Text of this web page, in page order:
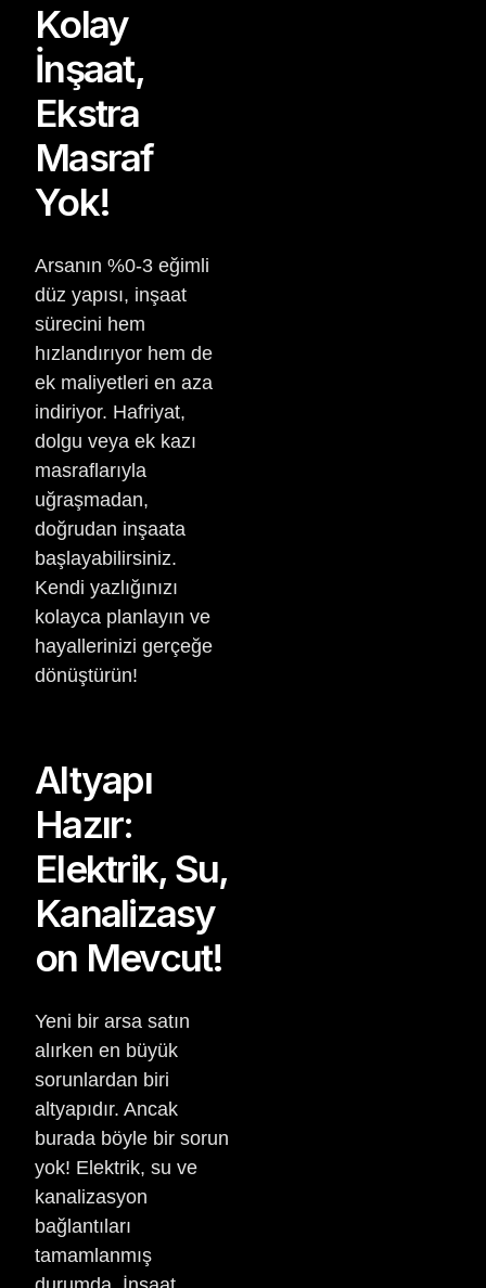
Kolay
İnşaat,
Ekstra
Masraf
Yok!
Arsanın %0-3 eğimli
düz yapısı, inşaat
sürecini hem
hızlandırıyor hem de
ek maliyetleri en aza
indiriyor. Hafriyat,
dolgu veya ek kazı
masraflarıyla
uğraşmadan,
doğrudan inşaata
başlayabilirsiniz.
Kendi yazlığınızı
kolayca planlayın ve
hayallerinizi gerçeğe
dönüştürün!
Altyapı
Hazır:
Elektrik, Su,
Kanalizasy
on Mevcut!
Yeni bir arsa satın
alırken en büyük
sorunlardan biri
altyapıdır. Ancak
burada böyle bir sorun
yok! Elektrik, su ve
kanalizasyon
bağlantıları
tamamlanmış